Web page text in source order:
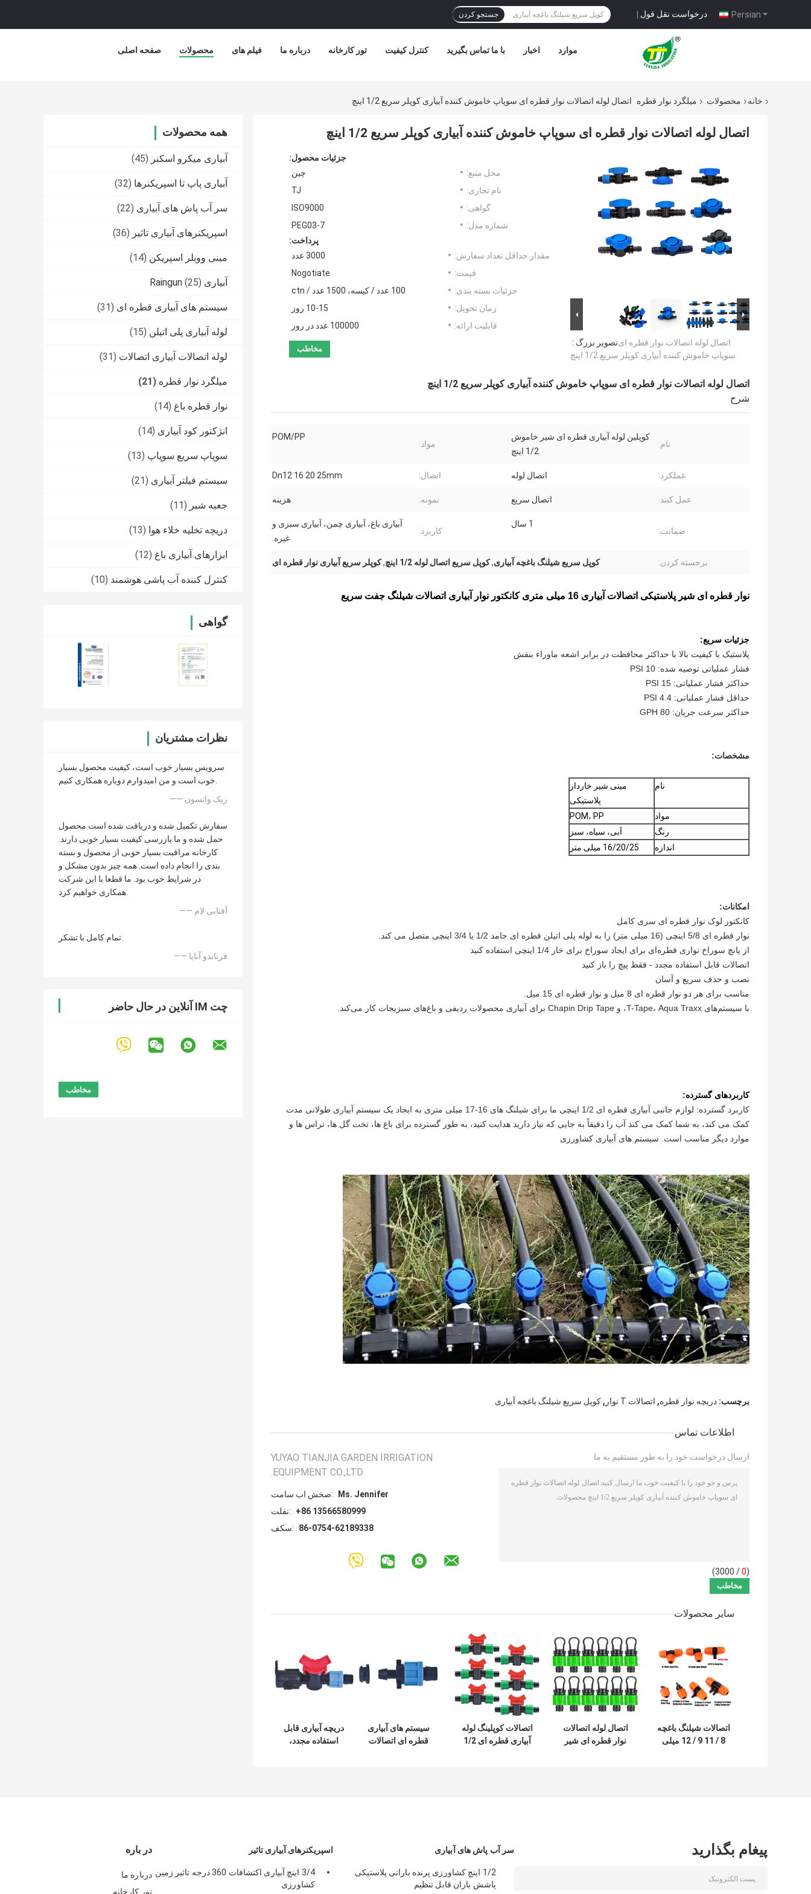
Persian درخواست نقل قول | جستجو کردن
صفحه اصلی محصولات فیلم های درباره ما تور کارخانه کنترل کیفیت با ما تماس بگیرید اخبار موارد
خانه محصولات میلگرد نوار قطره اتصال لوله اتصالات نوار قطره ای سوپاپ خاموش کننده آبیاری کوپلر سریع 1/2 اینچ
همه محصولات
آبیاری میکرو اسکنر (45)
آبیاری پاپ تا اسپریکنرها (32)
سر آب پاش های آبیاری (22)
اسپریکنرهای آبیاری تاثیر (36)
مینی ووبلر اسپریکن (14)
آبیاری Raingun (25)
سیستم های آبیاری قطره ای (31)
لوله آبیاری پلی اتیلن (15)
لوله اتصالات آبیاری اتصالات (31)
میلگرد نوار قطره (21)
نوار قطره باغ (14)
انژکتور کود آبیاری (14)
سوپاپ سریع سوپاپ (13)
سیستم فیلتر آبیاری (21)
جعبه شیر (11)
دریچه تخلیه خلاء هوا (13)
ابزارهای آبیاری باغ (12)
کنترل کننده آب پاشی هوشمند (10)
گواهی
نظرات مشتریان
سرویس بسیار خوب است، کیفیت محصول بسیار
خوب است و من امیدوارم دوباره همکاری کنیم.
—— ریک واتسون
سفارش تکمیل شده و دریافت شده است محصول
حمل شده و ما بازرسی کیفیت بسیار خوبی دارند.
کارخانه مراقبت بسیار خوبی از محصول و بسته
بندی را انجام داده است. همه چیز بدون مشکل و
در شرایط خوب بود. ما قطعا با این شرکت
همکاری خواهیم کرد.
—— آفتابی لام
تمام کامل با تشکر.
—— فرناندو آنایا
چت IM آنلاین در حال حاضر
اتصال لوله اتصالات نوار قطره ای سوپاپ خاموش کننده آبیاری کوپلر سریع 1/2 اینچ
تصویر بزرگ :اتصال لوله اتصالات نوار قطره ای
سوپاپ خاموش کننده آبیاری کوپلر سریع 1/2 اینچ
جزئیات محصول:
محل منبع:
چین
نام تجاری:
TJ
گواهی:
ISO9000
شماره مدل:
PEG03-7
پرداخت:
مقدار حداقل تعداد سفارش:
3000 عدد
قیمت:
Nogotiate
جزئیات بسته بندی:
100 عدد / کیسه، 1500 عدد / ctn
زمان تحویل:
10-15 روز
قابلیت ارائه:
100000 عدد در روز
مخاطب
اتصال لوله اتصالات نوار قطره ای سوپاپ خاموش کننده آبیاری کوپلر سریع 1/2 اینچ
شرح
نام:
کوپلین لوله آبیاری قطره ای شیر خاموش
1/2 اینچ
مواد:
POM/PP
عملکرد: اتصال لوله اتصال: Dn12 16 20 25mm
عمل کنند: اتصال سریع نمونه: هزینه
ضمانت:
1 سال
کاربرد:
آبیاری باغ، آبیاری چمن، آبیاری سبزی و
غیره.
برجسته کردن: کوپل سریع شیلنگ باغچه آبیاری,کوپل سریع اتصال لوله 1/2 اینچ ,کوپلر سریع آبیاری نوار قطره ای
نوار قطره ای شیر پلاستیکی اتصالات آبیاری 16 میلی متری کانکتور نوار آبیاری اتصالات شیلنگ جفت سریع
جزئیات سریع:
پلاستیک با کیفیت بالا با حداکثر محافظت در برابر اشعه ماوراء بنفش
فشار عملیاتی توصیه شده: 10 PSI
حداکثر فشار عملیاتی: 15 PSI
حداقل فشار عملیاتی: 4.4 PSI
حداکثر سرعت جریان: 80 GPH
مشخصات:
نام
مینی شیر خاردار
پلاستیکی
مواد
POM، PP
رنگ
آبی، سیاه، سبز
اندازه
16/20/25 میلی متر
امکانات:
کانکتور لوک نوار قطره ای سری کامل
نوار قطره ای 5/8 اینچی (16 میلی متر) را به لوله پلی اتیلن قطره ای جامد 1/2 یا 3/4 اینچی متصل می کند.
از پانچ سوراخ نواری قطره‌ای برای ایجاد سوراخ برای خار 1/4 اینچی استفاده کنید
اتصالات قابل استفاده مجدد - فقط پیچ را باز کنید
نصب و حذف سریع و آسان
مناسب برای هر دو نوار قطره ای 8 میل و نوار قطره ای 15 میل.
با سیستم‌های T-Tape، Aqua Traxx، و Chapin Drip Tape برای آبیاری محصولات ردیفی و باغ‌های سبزیجات کار می‌کند.
کاربردهای گسترده:
کاربرد گسترده: لوازم جانبی آبیاری قطره ای 1/2 اینچی ما برای شیلنگ های 16-17 میلی متری به ایجاد یک سیستم آبیاری طولانی مدت
کمک می کند، به شما کمک می کند آب را دقیقاً به جایی که نیاز دارید هدایت کنید، به طور گسترده برای باغ ها، تخت گل ها، تراس ها و
موارد دیگر مناسب است. سیستم های آبیاری کشاورزی
برچسب: دریچه نوار قطره, اتصالات T نوار , کوپل سریع شیلنگ باغچه آبیاری
اطلاعات تماس
YUYAO TIANJIA GARDEN IRRIGATION
EQUIPMENT CO.,LTD.
تماس با شخص:
Ms. Jennifer
تلفن:
+86 13566580999
فکس:
86-0754-62189338
ارسال درخواست خود را به طور مستقیم به ما
(
0
/ 3000)
سایر محصولات
اتصالات شیلنگ باغچه
8 / 11 9 / 12 میلی
اتصال لوله اتصالات
نوار قطره ای شیر
اتصالات کوپلینگ لوله
آبیاری قطره ای 1/2
سیستم های آبیاری
قطره ای اتصالات
دریچه آبیاری قابل
استفاده مجدد،
در باره
درباره ما
تور کارخانه
اسپریکنرهای آبیاری تاثیر
3/4 اینچ آبیاری اکتشافات 360 درجه تاثیر زمین
کشاورزی
سر آب پاش های آبیاری
1/2 اینچ کشاورزی پرنده بارانی پلاستیکی
پاشش باران قابل تنظیم
پیغام بگذارید